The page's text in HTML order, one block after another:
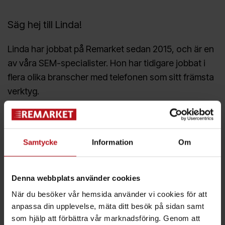
Samtycke Information Om
Denna webbplats använder cookies
När du besöker vår hemsida använder vi cookies för att
anpassa din upplevelse, mäta ditt besök på sidan samt
som hjälp att förbättra vår marknadsföring. Genom att
Säg hej till Linda!
Linda har jobbat på Remarket sedan 2015, och är en
av våra SEM-specialister. Hon har tidigare jobbat i
flera olika branscher med telefonen som sitt främsta
verktyg.
Tre snabba fakta om Linda:
Älskar choklad!
Gillar inredning och dekoration
Spelar gärna spel